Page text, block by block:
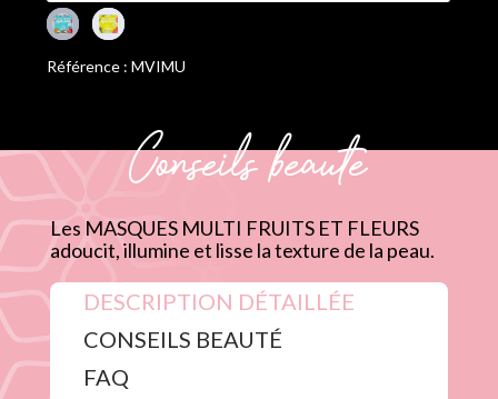
Référence : MVIMU
Conseils beauté
Les MASQUES MULTI FRUITS ET FLEURS
adoucit, illumine et lisse la texture de la peau.
DESCRIPTION DÉTAILLÉE
CONSEILS BEAUTÉ
FAQ